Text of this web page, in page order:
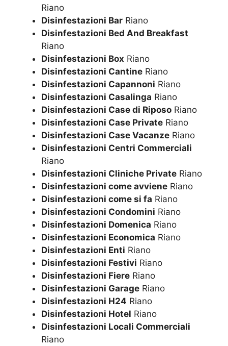
Riano
Disinfestazioni Bar Riano
Disinfestazioni Bed And Breakfast
Riano
Disinfestazioni Box Riano
Disinfestazioni Cantine Riano
Disinfestazioni Capannoni Riano
Disinfestazioni Casalinga Riano
Disinfestazioni Case di Riposo Riano
Disinfestazioni Case Private Riano
Disinfestazioni Case Vacanze Riano
Disinfestazioni Centri Commerciali
Riano
Disinfestazioni Cliniche Private Riano
Disinfestazioni come avviene Riano
Disinfestazioni come si fa Riano
Disinfestazioni Condomini Riano
Disinfestazioni Domenica Riano
Disinfestazioni Economica Riano
Disinfestazioni Enti Riano
Disinfestazioni Festivi Riano
Disinfestazioni Fiere Riano
Disinfestazioni Garage Riano
Disinfestazioni H24 Riano
Disinfestazioni Hotel Riano
Disinfestazioni Locali Commerciali
Riano